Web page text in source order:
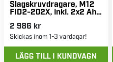
Slagskruvdragare, M12
FID2-202X, inkl. 2x2 Ah
2 986 kr
Skickas inom 1-3 vardagar!
LÄGG TILL I KUNDVAGN